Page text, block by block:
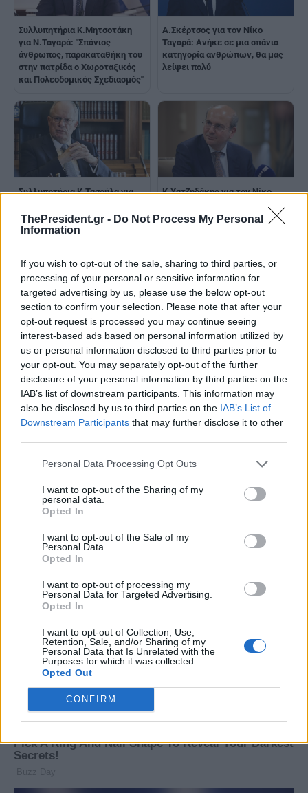
ThePresident.gr - Do Not Process My Personal
Information
If you wish to opt-out of the sale, sharing to third parties, or
processing of your personal or sensitive information for
targeted advertising by us, please use the below opt-out
section to confirm your selection. Please note that after your
opt-out request is processed you may continue seeing
interest-based ads based on personal information utilized by
us or personal information disclosed to third parties prior to
your opt-out. You may separately opt-out of the further
disclosure of your personal information by third parties on the
IAB’s list of downstream participants. This information may
also be disclosed by us to third parties on the IAB’s List of
Downstream Participants that may further disclose it to other
Personal Data Processing Opt Outs
I want to opt-out of the Sharing of my
personal data.
Opted In
I want to opt-out of the Sale of my
Personal Data.
Opted In
I want to opt-out of processing my
Personal Data for Targeted Advertising.
Opted In
I want to opt-out of Collection, Use,
Retention, Sale, and/or Sharing of my
Personal Data that Is Unrelated with the
Purposes for which it was collected.
Opted Out
CONFIRM
Συλλυπητήρια K.Μητσοτάκη
για N.Ταγαρά: "Σπάνιος
άνθρωπος, παρακαταθήκη του
στην πατρίδα ο Χωροταξικός
και Πολεοδομικός Σχεδιασμός"
A.Σκέρτσος για τον Νίκο
Ταγαρά: Ανήκε σε μια σπάνια
κατηγορία ανθρώπων, θα μας
λείψει πολύ
Συλλυπητήρια K.Τασούλα για
Περιβάλλοντος και Ενέργειας
Νίκου Ταγαρά
Κ.Χατζηδάκης για τον Νίκο
διαδρομή του με το ήθος, την